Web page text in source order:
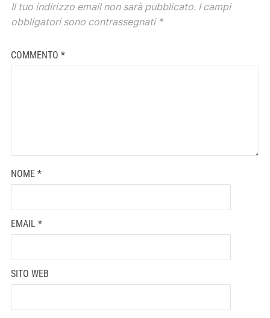
Il tuo indirizzo email non sarà pubblicato. I campi
obbligatori sono contrassegnati *
COMMENTO *
NOME *
EMAIL *
SITO WEB